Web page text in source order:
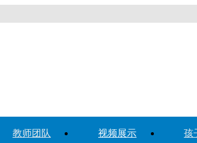
教师团队 视频展示 孩